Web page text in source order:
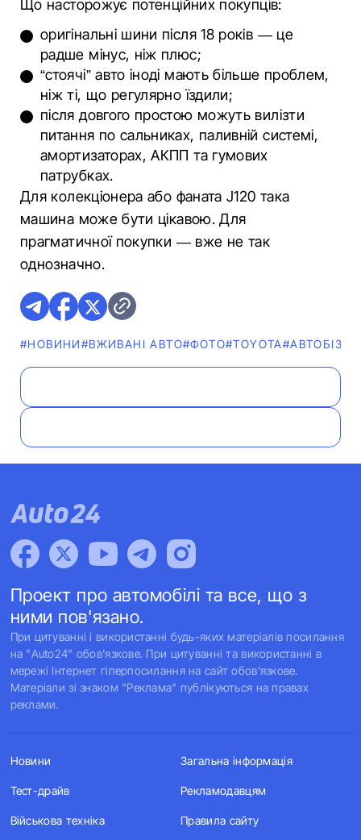
Що насторожує потенційних покупців:
оригінальні шини після 18 років — це
радше мінус, ніж плюс;
“стоячі” авто іноді мають більше проблем,
ніж ті, що регулярно їздили;
після довгого простою можуть вилізти
питання по сальниках, паливній системі,
амортизаторах, АКПП та гумових
патрубках.
Для колекціонера або фаната J120 така
машина може бути цікавою. Для
прагматичної покупки — вже не так
однозначно.
#НОВИНИ#ВЖИВАНІ АВТО#ФОТО#TOYOTA
Проект про автомобілі та все, що з
ними пов'язано.
При цитуванні і використанні будь-яких матеріалів посилання
на "Auto24" обов'язкове. При цитуванні та використанні в
мережі Інтернет гіперпосилання на сайт обов'язкове.
Матеріали зі знаком "Реклама" публікуються на правах
реклами.
Новини
Тест-драйв
Військова техніка
Загальна інформація
Рекламодавцям
Правила сайту